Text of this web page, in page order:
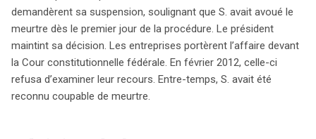
demandèrent sa suspension, soulignant que S. avait avoué le
meurtre dès le premier jour de la procédure. Le président
maintint sa décision. Les entreprises portèrent l’affaire devant
la Cour constitutionnelle fédérale. En février 2012, celle-ci
refusa d’examiner leur recours. Entre-temps, S. avait été
reconnu coupable de meurtre.